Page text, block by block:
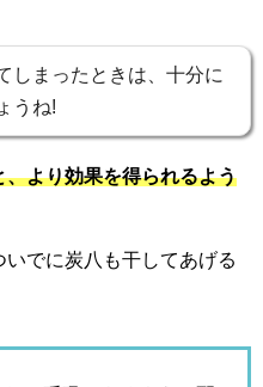
しまったときは、十分に
うね!
より効果を得られるよう
でに炭八も干してあげる